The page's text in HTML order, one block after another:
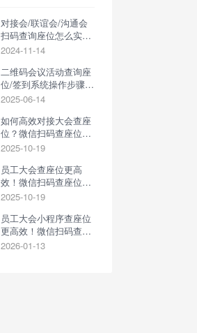
对接会/联谊会/沟通会
扫码查询座位怎么实
现？查座位系统高效解
2024-11-14
二维码会议活动查询座
位/签到系统操作步骤，
年会查座位工具
2025-06-14
如何高效对接大会查座
位？微信扫码查座位系
统轻松解决
2025-10-19
员工大会查座位更高
效！微信扫码查座位系
统助你轻松管理
2025-10-19
员工大会小程序查座位
更高效！微信扫码查座
位系统助你轻松管理
2026-01-13